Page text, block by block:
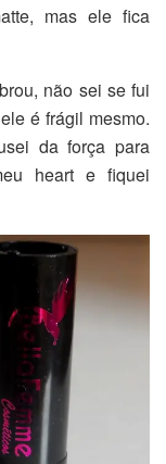
mas ele fica
não sei se fui
é frágil mesmo.
da força para
heart e fiquei